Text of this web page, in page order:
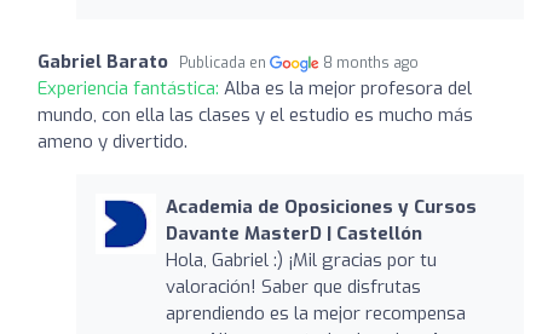
Gabriel Barato Publicada en 8 months ago
Experiencia fantástica: Alba es la mejor profesora del
mundo, con ella las clases y el estudio es mucho más
ameno y divertido.
Academia de Oposiciones y Cursos
Davante MasterD | Castellón
Hola, Gabriel :) ¡Mil gracias por tu
valoración! Saber que disfrutas
aprendiendo es la mejor recompensa